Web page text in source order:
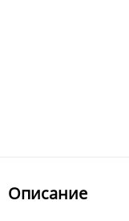
Описание